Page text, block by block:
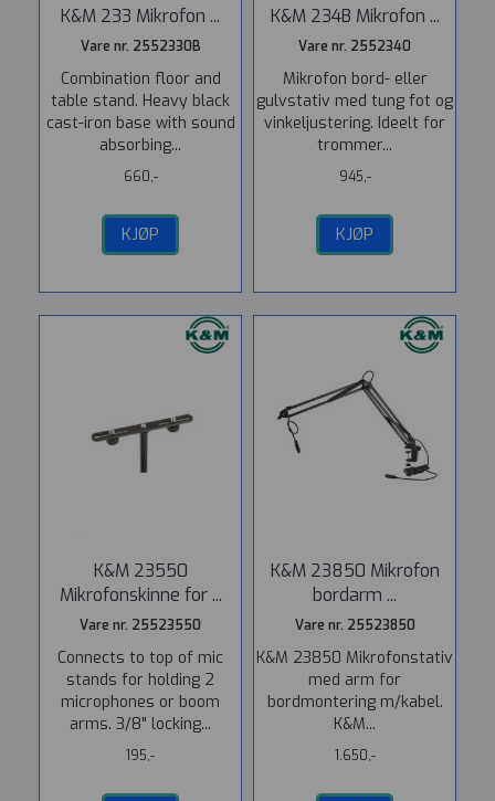
K&M 233 Mikrofon ...
Vare nr. 2552330B
Combination floor and
table stand. Heavy black
cast-iron base with sound
absorbing...
660,-
KJØP
K&M 234B Mikrofon ...
Vare nr. 2552340
Mikrofon bord- eller
gulvstativ med tung fot og
vinkeljustering. Ideelt for
trommer...
945,-
KJØP
K&M 23550
Mikrofonskinne for ...
Vare nr. 25523550
Connects to top of mic
stands for holding 2
microphones or boom
arms. 3/8" locking...
195,-
K&M 23850 Mikrofon
bordarm ...
Vare nr. 25523850
K&M 23850 Mikrofonstativ
med arm for
bordmontering m/kabel.
K&M...
1.650,-